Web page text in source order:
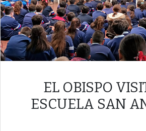
EL OBISPO
ESCUELA SAN